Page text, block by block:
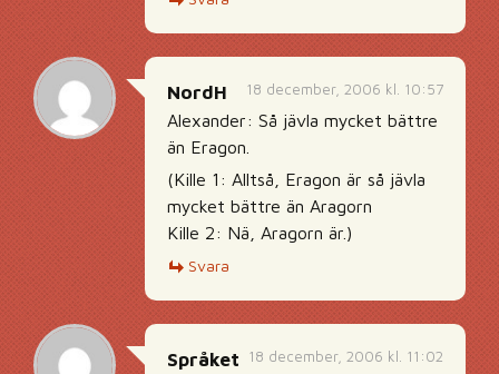
18 december, 2006 kl. 10:57
NordH
Alexander: Så jävla mycket bättre
än Eragon.
(Kille 1: Alltså, Eragon är så jävla
mycket bättre än Aragorn
Kille 2: Nä, Aragorn är.)
Svara
18 december, 2006 kl. 11:02
Språket